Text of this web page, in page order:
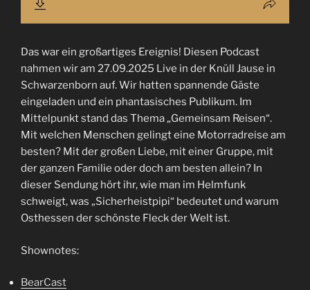
Das war ein großartiges Ereignis! Diesen Podcast
nahmen wir am 27.09.2025 Live in der Knüll Jause in
Schwarzenborn auf. Wir hatten spannende Gäste
eingeladen und ein phantasisches Publikum. Im
Mittelpunkt stand das Thema „Gemeinsam Reisen“.
Mit welchen Menschen gelingt eine Motorradreise am
besten? Mit der großen Liebe, mit einer Gruppe, mit
der ganzen Familie oder doch am besten allein? In
dieser Sendung hört ihr, wie man im Helmfunk
schweigt, was „Sicherheistpipi“ bedeutet und warum
Osthessen der schönste Fleck der Welt ist.
Shownotes:
BearCast